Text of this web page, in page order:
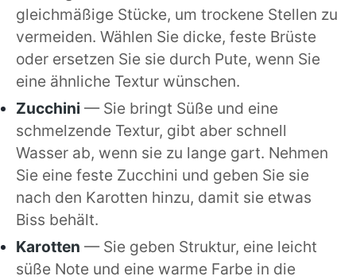
gleichmäßige Stücke, um trockene Stellen zu
vermeiden. Wählen Sie dicke, feste Brüste
oder ersetzen Sie sie durch Pute, wenn Sie
eine ähnliche Textur wünschen.
Zucchini — Sie bringt Süße und eine
schmelzende Textur, gibt aber schnell
Wasser ab, wenn sie zu lange gart. Nehmen
Sie eine feste Zucchini und geben Sie sie
nach den Karotten hinzu, damit sie etwas
Biss behält.
Karotten — Sie geben Struktur, eine leicht
süße Note und eine warme Farbe in die